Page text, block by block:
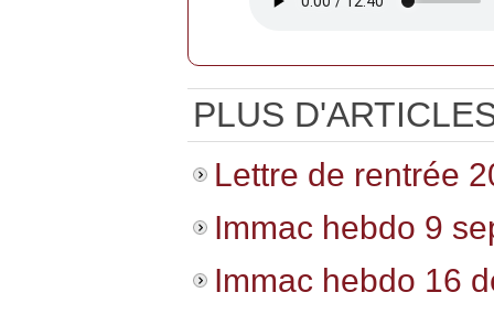
PLUS
Lettre de rentrée
Immac hebdo 9
Immac hebdo 16